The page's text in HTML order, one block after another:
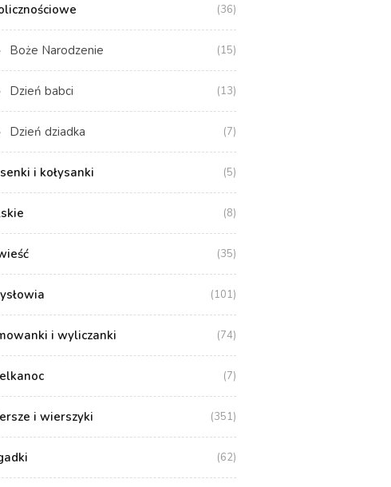
(36)
Boże Narodzenie (15)
Dzień babci (13)
Dzień dziadka (7)
i kołysanki (5)
(8)
(35)
(101)
i wyliczanki (74)
(7)
i wierszyki (351)
(62)